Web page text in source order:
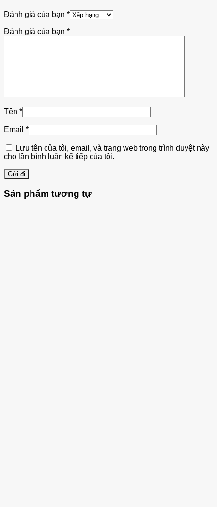
Đánh giá của bạn *
Đánh giá của bạn *
Tên *
Email *
Lưu tên của tôi, email, và trang web trong trình duyệt này
cho lần bình luận kế tiếp của tôi.
Sản phẩm tương tự